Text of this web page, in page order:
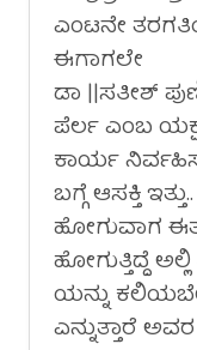
ಎಂಟನೇ
ಈಗಾಗಲೇ
ಡಾ ||ಸತೀಶ್
ಪೆರ್ಲ ಎಂಬ
ಕಾರ್ಯ
ಬಗ್ಗೆ ಆಸಕ್ತಿ
ಹೋಗುವಾಗ
ಹೋಗುತ್ತಿದ್ದೆ
ಯನ್ನು
ಎನ್ನುತ್ತಾರೆ